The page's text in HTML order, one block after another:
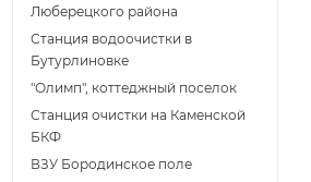
Люберецкого района
Станция водоочистки в
Бутурлиновке
"Олимп", коттеджный поселок
Станция очистки на Каменской
БКФ
ВЗУ Бородинское поле